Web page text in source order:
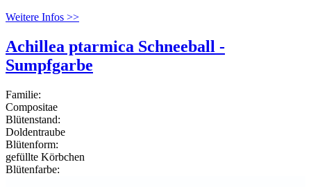
Weitere Infos >>
Achillea ptarmica Schneeball -
Sumpfgarbe
Familie:
Compositae
Blütenstand:
Doldentraube
Blütenform:
gefüllte Körbchen
Blütenfarbe: